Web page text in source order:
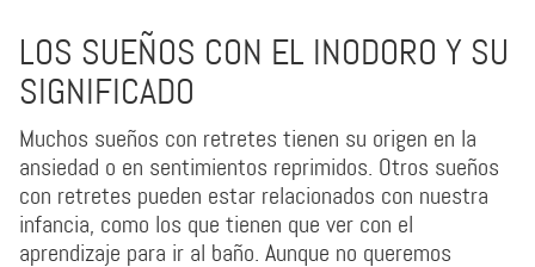
LOS SUEÑOS CON EL INODORO Y SU
SIGNIFICADO
Muchos sueños con retretes tienen su origen en la
ansiedad o en sentimientos reprimidos. Otros sueños
con retretes pueden estar relacionados con nuestra
infancia, como los que tienen que ver con el
aprendizaje para ir al baño. Aunque no queremos